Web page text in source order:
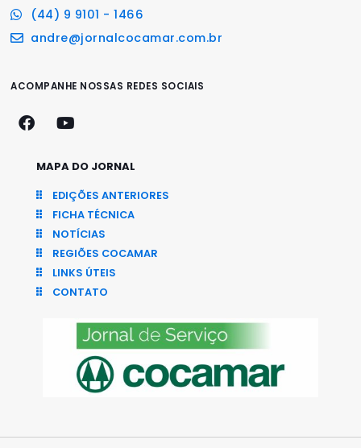
(44) 9 9101 - 1466
andre@jornalcocamar.com.br
ACOMPANHE NOSSAS REDES SOCIAIS
MAPA DO JORNAL
EDIÇÕES ANTERIORES
FICHA TÉCNICA
NOTÍCIAS
REGIÕES COCAMAR
LINKS ÚTEIS
CONTATO